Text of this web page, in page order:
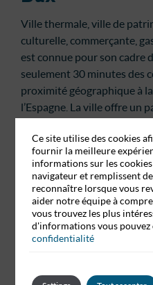
Ville thermale, ville de
culturelle, commerçante,
est connue pour son cadre
seulement 30 minutes des
proximité géographique à
l’Espagne. La ville offre un
Dynamique et à taille
accessible à pied,
connue pour son
convivialité, sa feria
attire un grand nombre de
cette rencontre festive
Découvrez plus en détails
Ce site utilise des cookies
fournir la meilleure
informations sur les
navigateur et remplissent
reconnaître lorsque vous
aider notre équipe à
vous trouvez les plus
d'informations vous
confidentialité